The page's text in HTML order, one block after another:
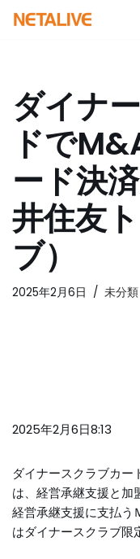
ン
ツ
ス
キ
ッ
プ
ダイナ
ドで
ード決
井住友
ブ）
2025年2月6日 未分類
2025年2月6日8:13
ダイナースクラブカ
は、経営承継支援と加
経営承継支援に支払う
はダイナースクラブ限